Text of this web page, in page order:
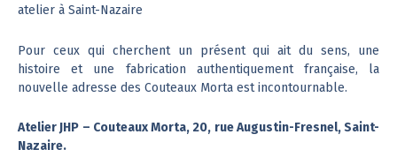
atelier à Saint-Nazaire
Pour ceux qui cherchent un présent qui ait du sens, une
histoire et une fabrication authentiquement française, la
nouvelle adresse des Couteaux Morta est incontournable.
Atelier JHP – Couteaux Morta, 20, rue Augustin-Fresnel, Saint-
Nazaire.